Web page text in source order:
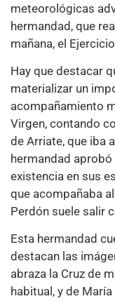
meteorológicas
hermandad, que
mañana, el
Hay que destacar
materializar un
acompañamiento
Virgen, contando
de Arriate, que iba
hermandad
existencia en sus
que acompañaba
Perdón suele salir
Esta hermandad
destacan las
abraza la Cruz de
habitual, y de